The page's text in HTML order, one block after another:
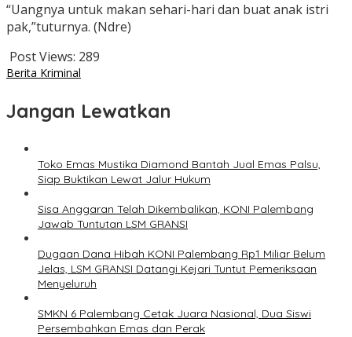
“Uangnya untuk makan sehari-hari dan buat anak istri
pak,”tuturnya. (Ndre)
Post Views: 289
Berita Kriminal
Jangan Lewatkan
Toko Emas Mustika Diamond Bantah Jual Emas Palsu,
Siap Buktikan Lewat Jalur Hukum
Sisa Anggaran Telah Dikembalikan, KONI Palembang
Jawab Tuntutan LSM GRANSI
Dugaan Dana Hibah KONI Palembang Rp1 Miliar Belum
Jelas, LSM GRANSI Datangi Kejari Tuntut Pemeriksaan
Menyeluruh
SMKN 6 Palembang Cetak Juara Nasional, Dua Siswi
Persembahkan Emas dan Perak